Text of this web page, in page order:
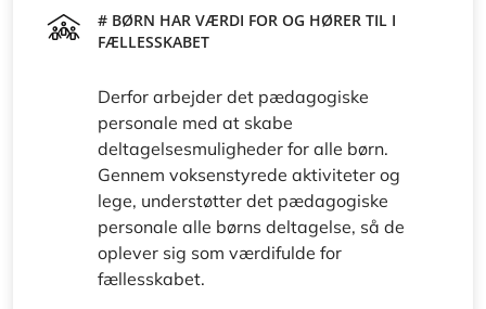
# BØRN HAR VÆRDI FOR OG HØRER TIL I
FÆLLESSKABET
Derfor arbejder det pædagogiske
personale med at skabe
deltagelsesmuligheder for alle børn.
Gennem voksenstyrede aktiviteter og
lege, understøtter det pædagogiske
personale alle børns deltagelse, så de
oplever sig som værdifulde for
fællesskabet.